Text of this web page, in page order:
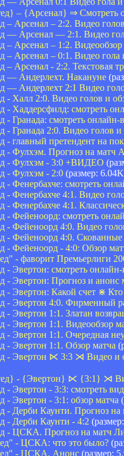
– {Арсенал} ⇒ Смотреть
– Арсенал – 2:2. Видео
— Арсенал — 2:1. Видео
– Арсенал – 1:2.
– Арсенал – 0:1. Видео гола
Арсенал - 2:2. Текстовая
— Андерлехт. Накануне
— Андерлехт 2:1 Видео
- Халл 2:0. Видео голов и
- Хаддерсфилд: смотреть
- Гранада: смотреть
Гранада 2:0. Видео голов и
- главный претендент на
- Фулхэм. Прогноз на матч
- Фулхэм - 3:0 +ВИДЕО
- Фулхэм - 2:0 (размер:
- Фенербахче: смотреть
- Фенербахче 4:1. Видео
- Фенербахче 4:1.
- Фейеноорд: смотреть
- Фейеноорд 4:0. Видео
- Фейеноорд 4:0.
- Фейеноорд - 4:0: Обзор
- фаворит Премьерлиги
- Эвертон: смотреть
- Эвертон: Прогноз и
- Эвертон: Какой счет ⋇
- Эвертон 4:0. Фирменный
Эвертон 1:1. Златан
- Эвертон 1:1. Видеообзор
- Эвертон 1:1. Очередная
- Эвертон 1:1. Обзор матча
- Эвертон ⋉ 3:3 ⋊ Видео и
- {Эвертон} ⋉ {3:1} ⋊
- Эвертон - 3:3: смотреть
- Эвертон - 3:1: обзор матча
- Дерби Каунти. Прогноз на
- Дерби Каунти - 4:2
- ЦСКА. Прогноз на матч
- ЦСКА: что это было?
- ЦСКА. Анонс (размер: